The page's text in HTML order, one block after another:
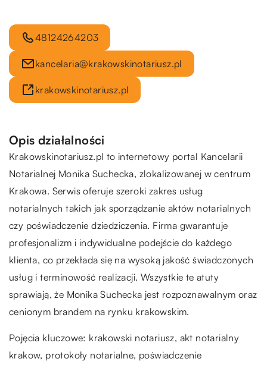
48124264203
kancelaria@krakowskinotariusz.pl
krakowskinotariusz.pl
Opis działalności
Krakowskinotariusz.pl to internetowy portal Kancelarii
Notarialnej Monika Suchecka, zlokalizowanej w centrum
Krakowa. Serwis oferuje szeroki zakres usług
notarialnych takich jak sporządzanie aktów notarialnych
czy poświadczenie dziedziczenia. Firma gwarantuje
profesjonalizm i indywidualne podejście do każdego
klienta, co przekłada się na wysoką jakość świadczonych
usług i terminowość realizacji. Wszystkie te atuty
sprawiają, że Monika Suchecka jest rozpoznawalnym oraz
cenionym brandem na rynku krakowskim.
Pojęcia kluczowe: krakowski notariusz, akt notarialny
krakow, protokoły notarialne, poświadczenie